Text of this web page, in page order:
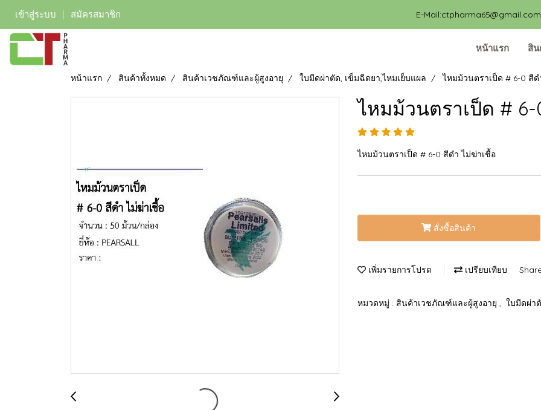
เข้าสู่ระบบ สมัครสมาชิก E-
หน้าแรก สิ
หน้าแรก สินค้าทั้งหมด สินค้าเวชภัณฑ์และผู้สูงอายุ ใบมีดผ่าตัด, เข็มฉีดยา,ไหมเย็บแผล ไหมม้วนตราเป็ด # 6-0 สีด
ไหมม้วนตราเป็ด #
ไหมม้วนตราเป็ด # 6-0 สีดำ ไม่ฆ่าเชื้อ
สั่งซื้อสินค้า
เพิ่มรายการโปรด เปรียบเทียบ
หมวดหมู่ : สินค้าเวชภัณฑ์และผู้สูงอายุ ใบมีดผ่า